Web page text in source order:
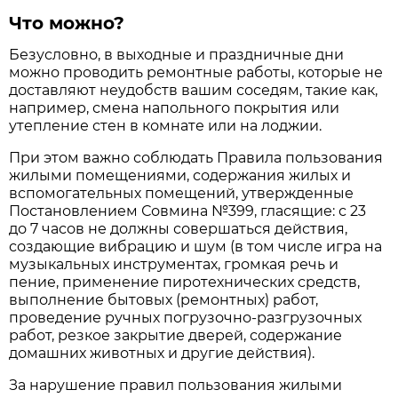
Что можно?
Безусловно, в выходные и праздничные дни
можно проводить ремонтные работы, которые не
доставляют неудобств вашим соседям, такие как,
например, смена напольного покрытия или
утепление стен в комнате или на лоджии.
При этом важно соблюдать Правила пользования
жилыми помещениями, содержания жилых и
вспомогательных помещений, утвержденные
Постановлением Совмина №399, гласящие: с 23
до 7 часов не должны совершаться действия,
создающие вибрацию и шум (в том числе игра на
музыкальных инструментах, громкая речь и
пение, применение пиротехнических средств,
выполнение бытовых (ремонтных) работ,
проведение ручных погрузочно-разгрузочных
работ, резкое закрытие дверей, содержание
домашних животных и другие действия).
За нарушение правил пользования жилыми